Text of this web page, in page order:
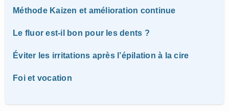
Méthode Kaizen et amélioration continue
Le fluor est-il bon pour les dents ?
Éviter les irritations après l’épilation à la cire
Foi et vocation